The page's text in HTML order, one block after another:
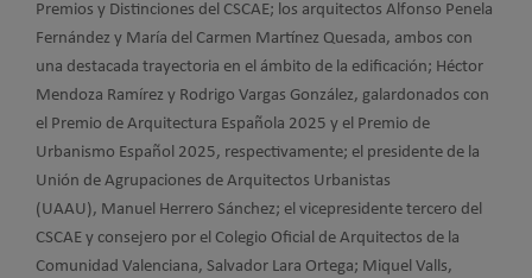
Premios y Distinciones del CSCAE; los arquitectos Alfonso Penela
Fernández y María del Carmen Martínez Quesada, ambos con
una destacada trayectoria en el ámbito de la edificación; Héctor
Mendoza Ramírez y Rodrigo Vargas González, galardonados con
el Premio de Arquitectura Española 2025 y el Premio de
Urbanismo Español 2025, respectivamente; el presidente de la
Unión de Agrupaciones de Arquitectos Urbanistas
(UAAU), Manuel Herrero Sánchez; el vicepresidente tercero del
CSCAE y consejero por el Colegio Oficial de Arquitectos de la
Comunidad Valenciana, Salvador Lara Ortega; Miquel Valls,